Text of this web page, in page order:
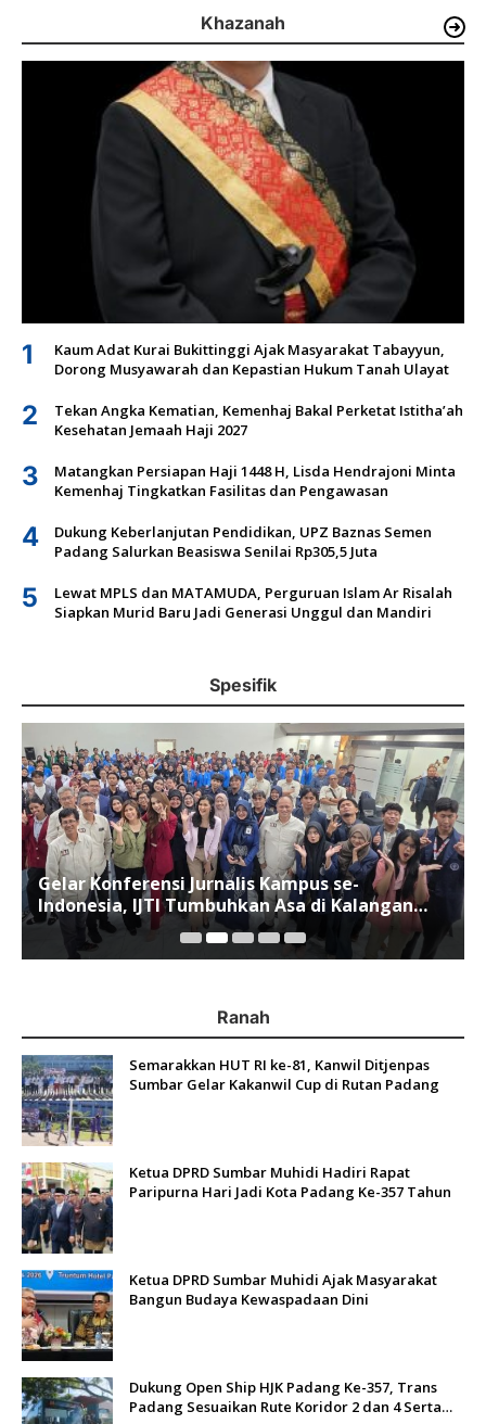
Khazanah
1
Kaum Adat Kurai Bukittinggi Ajak Masyarakat Tabayyun,
Dorong Musyawarah dan Kepastian Hukum Tanah Ulayat
2
Tekan Angka Kematian, Kemenhaj Bakal Perketat Istitha’ah
Kesehatan Jemaah Haji 2027
3
Matangkan Persiapan Haji 1448 H, Lisda Hendrajoni Minta
Kemenhaj Tingkatkan Fasilitas dan Pengawasan
4
Dukung Keberlanjutan Pendidikan, UPZ Baznas Semen
Padang Salurkan Beasiswa Senilai Rp305,5 Juta
5
Lewat MPLS dan MATAMUDA, Perguruan Islam Ar Risalah
Siapkan Murid Baru Jadi Generasi Unggul dan Mandiri
Spesifik
Gelar Konferensi Jurnalis Kampus se-
Indonesia, IJTI Tumbuhkan Asa di Kalangan
Jurnalis Muda di Era Disruspi Digital
Ranah
Semarakkan HUT RI ke-81, Kanwil Ditjenpas
Sumbar Gelar Kakanwil Cup di Rutan Padang
Ketua DPRD Sumbar Muhidi Hadiri Rapat
Paripurna Hari Jadi Kota Padang Ke-357 Tahun
Ketua DPRD Sumbar Muhidi Ajak Masyarakat
Bangun Budaya Kewaspadaan Dini
Dukung Open Ship HJK Padang Ke-357, Trans
Padang Sesuaikan Rute Koridor 2 dan 4 Serta